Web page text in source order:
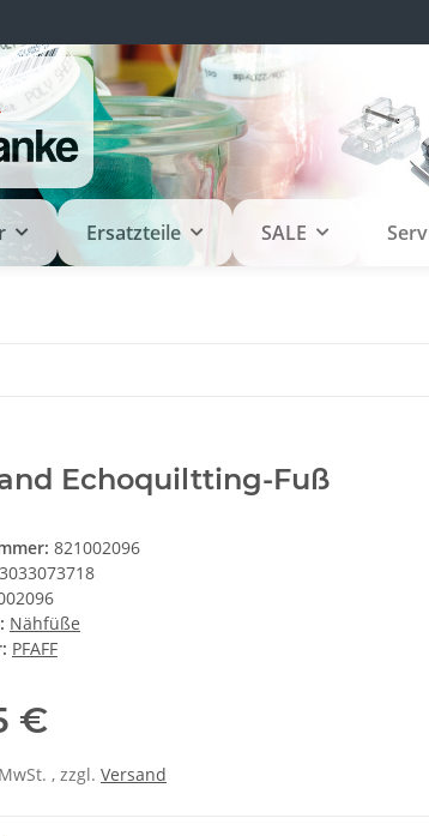
Ersatzteile SALE
Echoquiltting-Fuß
821002096
Nähfüße
PFAFF
€
, zzgl. Versand